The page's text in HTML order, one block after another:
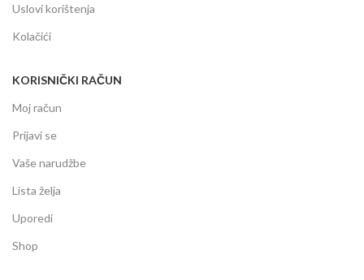
Uslovi korištenja
Kolačići
KORISNIČKI RAČUN
Moj račun
Prijavi se
Vaše narudžbe
Lista želja
Uporedi
Shop